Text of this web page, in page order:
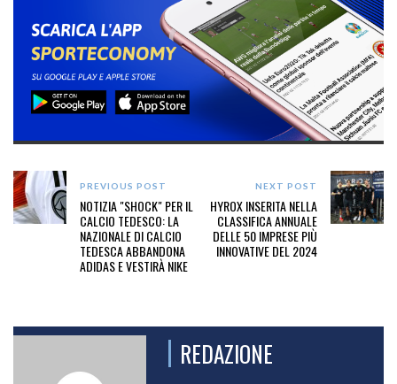
PREVIOUS POST
NOTIZIA "SHOCK" PER IL
CALCIO TEDESCO: LA
NAZIONALE DI CALCIO
TEDESCA ABBANDONA
ADIDAS E VESTIRÀ NIKE
NEXT POST
HYROX INSERITA NELLA
CLASSIFICA ANNUALE
DELLE 50 IMPRESE PIÙ
INNOVATIVE DEL 2024
REDAZIONE